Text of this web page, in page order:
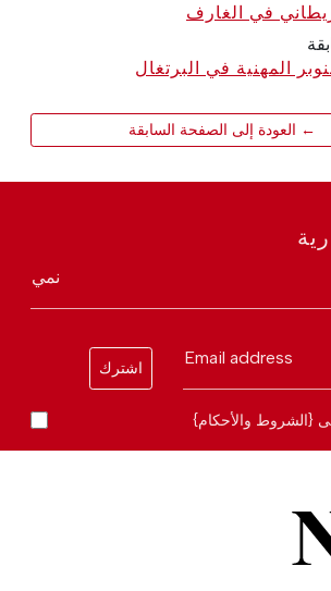
في الغارف
المهنية في البرتغال
← العودة إلى الصفحة السابقة
نمي
Email address
اشترك
{الشروط والأحكام}